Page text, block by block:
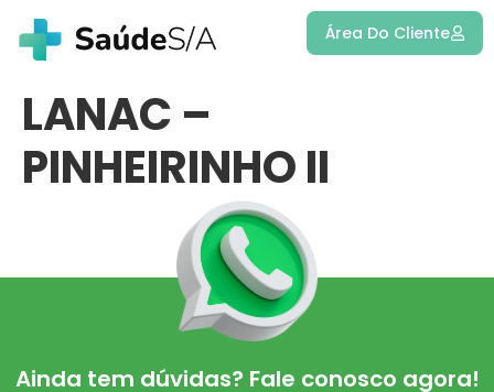
Área Do Cliente
LANAC –
PINHEIRINHO II
Ainda tem dúvidas? Fale conosco agora!